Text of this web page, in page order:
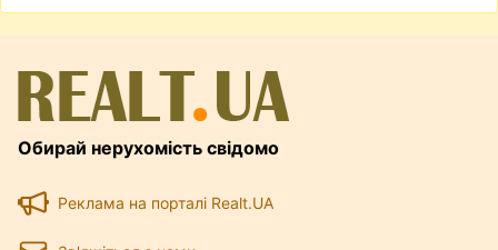
Обирай нерухомість свідомо
Реклама на порталі Realt.UA